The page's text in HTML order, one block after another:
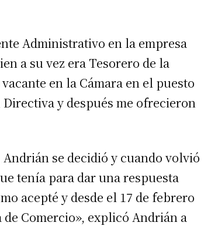
Administrativo en la empresa
a su vez era Tesorero de la
en la Cámara en el puesto
y después me ofrecieron
se decidió y cuando volvió
tenía para dar una respuesta
acepté y desde el 17 de febrero
de Comercio», explicó Andrián a